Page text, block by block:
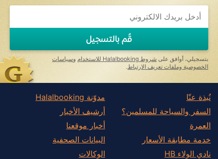
If
you
ignore
this
field
قُم بالتسجيل
بتسجيلي، أوافق على شروط Halalbooking للاستخدام وسياسات
الخصوصية وملفات تعريف الارتباط .
نُبذة عنّا
السفر والسياحة للمسلمين؟
العمرة
خدمة مطابقة الأسعار
نادي الولاء HB
مدوّنة Halalbooking
أرشيف الأخبار
أخبار موقعنا
البيانات الصحفية
الوكالات